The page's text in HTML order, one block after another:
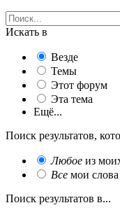
Искать в
Везде
Темы
Этот форум
Эта тема
Ещё...
Поиск результатов,
Любое из
Все мои слова
Поиск результатов в...